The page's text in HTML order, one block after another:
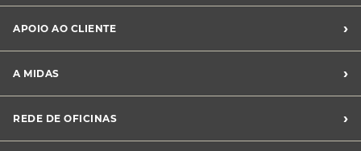
Franchising Midas
APOIO AO CLIENTE ›
Livro de Reclamações
Canal de Denúncias
Perguntas Frequentes
A MIDAS ›
Sustentabilidade
Notícias Midas
REDE DE OFICINAS ›